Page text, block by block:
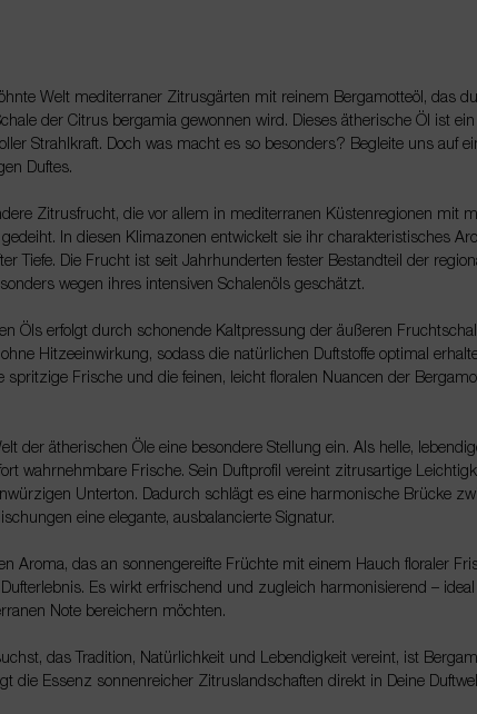
Welt mediterraner Zitrusgärten mit reinem Bergamotteöl, das
der Citrus bergamia gewonnen wird. Dieses ätherische Öl ist
Strahlkraft. Doch was macht es so besonders? Begleite uns auf
Duftes.
Zitrusfrucht, die vor allem in mediterranen Küstenregionen mit
In diesen Klimazonen entwickelt sie ihr charakteristisches
Tiefe. Die Frucht ist seit Jahrhunderten fester Bestandteil der
wegen ihres intensiven Schalenöls geschätzt.
Öls erfolgt durch schonende Kaltpressung der äußeren
Hitzeeinwirkung, sodass die natürlichen Duftstoffe optimal
spritzige Frische und die feinen, leicht floralen Nuancen der
der ätherischen Öle eine besondere Stellung ein. Als helle,
wahrnehmbare Frische. Sein Duftprofil vereint zitrusartige
Unterton. Dadurch schlägt es eine harmonische Brücke
eine elegante, ausbalancierte Signatur.
Aroma, das an sonnengereifte Früchte mit einem Hauch floraler
Es wirkt erfrischend und zugleich harmonisierend –
Note bereichern möchten.
das Tradition, Natürlichkeit und Lebendigkeit vereint, ist
die Essenz sonnenreicher Zitruslandschaften direkt in Deine